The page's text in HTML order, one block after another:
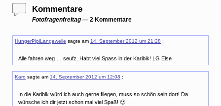
Kommentare
Fotofragenfreitag — 2 Kommentare
HungerPipiLangeweile sagte am 14. September 2012 um 21:28 :
Alle fahren weg … seufz. Habt viel Spass in der Karibik! LG Else
Karo sagte am 14. September 2012 um 12:08 :
In die Karibik würd ich auch gerne fliegen, muss so schön sein dort! Da
wünsche ich dir jetzt schon mal viel Spaß! 🙂